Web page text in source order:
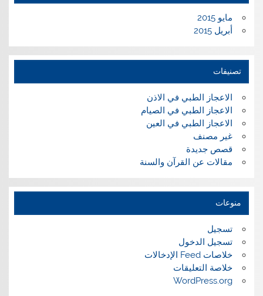
مايو 2015
أبريل 2015
تصنيفات
الاعجاز الطبي في الاذن
الاعجاز الطبي في الصيام
الاعجاز الطبي في العين
غير مصنف
قصص جديدة
مقالات عن القرآن والسنة
منوعات
تسجيل
تسجيل الدخول
خلاصات Feed الإدخالات
خلاصة التعليقات
WordPress.org